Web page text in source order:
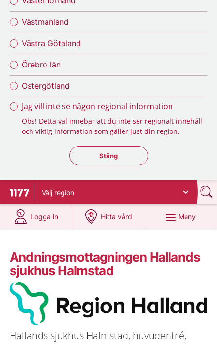
Västmanland
Västra Götaland
Örebro län
Östergötland
Jag vill inte se någon regional information
Obs! Detta val innebär att du inte ser regionalt innehåll
och viktig information som gäller just din region.
Stäng regionsväljaren
Stäng
Till startsidan för 1177
Välj region
Logga in
på 1177.se
Hitta vård
på 1177.se
Meny
Andningsmottagningen Hallands
sjukhus Halmstad
Hallands sjukhus Halmstad, huvudentré,